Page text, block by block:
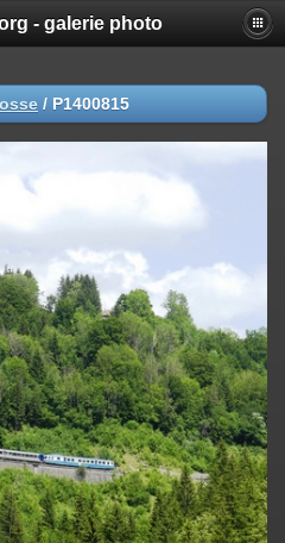
- galerie photo
/ P1400815